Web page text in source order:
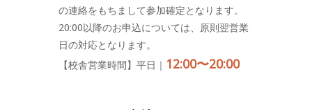
の連絡をもちまして参加確定となります。
20:00以降のお申込については、原則翌営業
日の対応となります。
【校舎営業時間】平日｜ 12:00〜20:00